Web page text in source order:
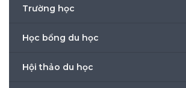
Trường học
Học bổng du học
Hội thảo du học